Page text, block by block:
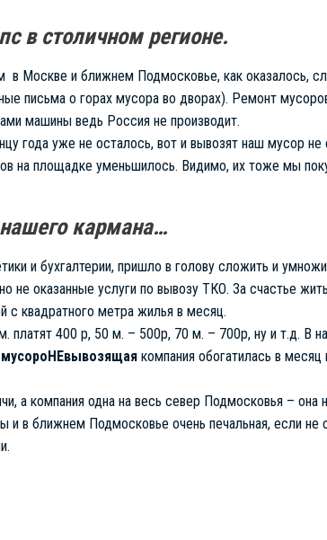
в столичном регионе.
Москве и ближнем Подмосковье, как оказалось,
письма о горах мусора во дворах). Ремонт
машины ведь Россия не производит.
года уже не осталось, вот и вывозят наш мусор
на площадке уменьшилось. Видимо, их тоже мы
кармана…
и бухгалтерии, пришло в голову сложить и
не оказанные услуги по вывозу ТКО. За счастье
с квадратного метра жилья в месяц.
платят 400 р, 50 м. – 500р, 70 м. – 700р, ну и т.д. В
мусороНЕвывозящая компания обогатилась в
а компания одна на весь север Подмосковья – она
в ближнем Подмосковье очень печальная, если не